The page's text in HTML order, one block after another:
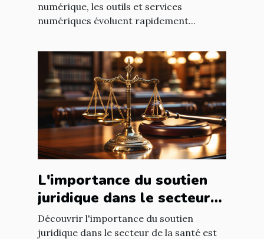
numérique, les outils et services
numériques évoluent rapidement...
L'importance du soutien
juridique dans le secteur
de la santé
Découvrir l'importance du soutien
juridique dans le secteur de la santé est